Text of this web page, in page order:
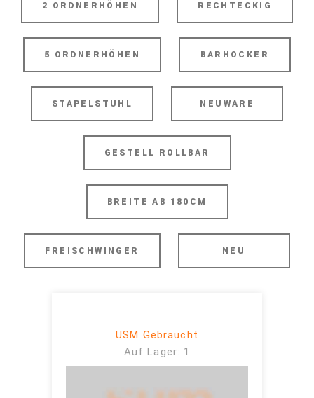
2 ORDNERHÖHEN RECHTECKIG
5 ORDNERHÖHEN BARHOCKER
STAPELSTUHL NEUWARE
GESTELL ROLLBAR
BREITE AB 180CM
FREISCHWINGER NEU
USM Gebraucht
Auf Lager: 1